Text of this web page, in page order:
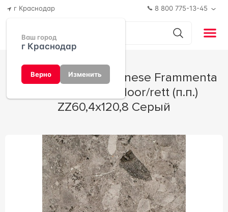
г Краснодар
Ваш город
г Краснодар
Верно Изменить
8 800 775-13-45
Grigio Scuro outdoor/rett (п.п.)
ZZ60,4x120,8 Серый